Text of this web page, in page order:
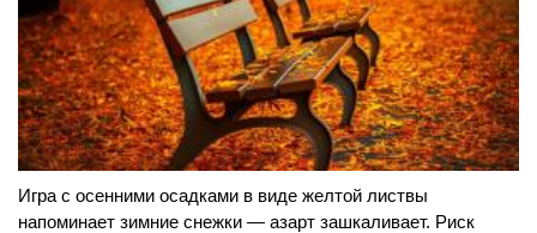
Игра с осенними осадками в виде желтой листвы
напоминает зимние снежки — азарт зашкаливает. Риск